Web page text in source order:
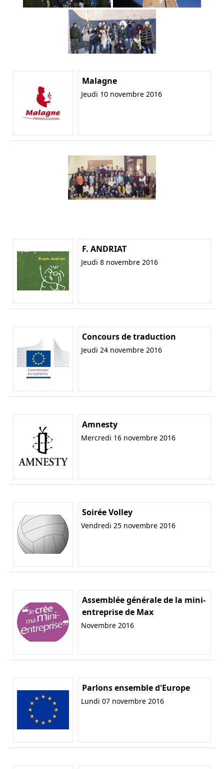
Malagne
Jeudi 10 novembre 2016
F. ANDRIAT
Jeudi 8 novembre 2016
Concours de traduction
Jeudi 24 novembre 2016
Amnesty
Mercredi 16 novembre 2016
Soirée Volley
Vendredi 25 novembre 2016
Assemblée générale de la mini-
entreprise de Max
Novembre 2016
Parlons ensemble d'Europe
Lundi 07 novembre 2016